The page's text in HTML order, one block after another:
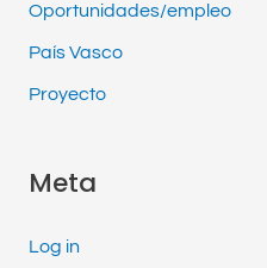
Oportunidades/empleo
País Vasco
Proyecto
Meta
Log in